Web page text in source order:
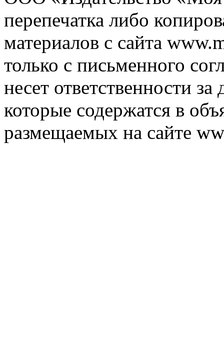
перепечатка либо
материалов с сайта
только с письменного
несет ответственности
которые содержатся в
размещаемых на сайте